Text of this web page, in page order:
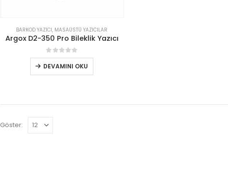
BARKOD YAZICI, MASAÜSTÜ YAZICILAR
Argox D2-350 Pro Bileklik Yazıcı
0out of 5
DEVAMINI OKU
Göster: